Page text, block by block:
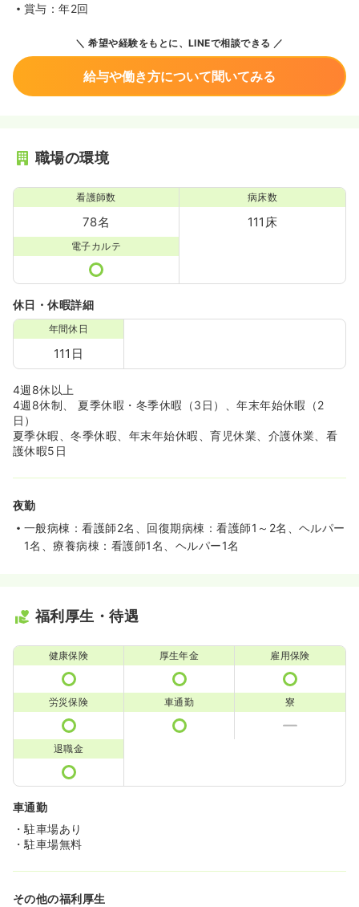
賞与：年2回
希望や経験をもとに、LINEで相談できる
給与や働き方について聞いてみる
職場の環境
看護師数
78名
病床数
111床
電子カルテ
休日・休暇詳細
年間休日
111日
4週8休以上
4週8休制、 夏季休暇・冬季休暇（3日）、年末年始休暇（2
日）
夏季休暇、冬季休暇、年末年始休暇、育児休業、介護休業、看
護休暇5日
夜勤
一般病棟：看護師2名、回復期病棟：看護師1～2名、ヘルパー
1名、療養病棟：看護師1名、ヘルパー1名
福利厚生・待遇
健康保険 厚生年金 雇用保険
労災保険 車通勤 寮
退職金
車通勤
・駐車場あり
・駐車場無料
その他の福利厚生